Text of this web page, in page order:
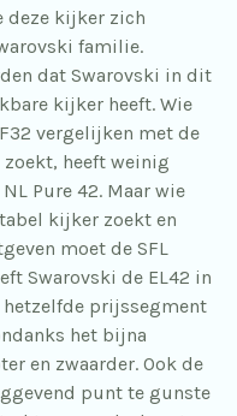
deze kijker zich
familie.
dat Swarovski in dit
kijker heeft. Wie
vergelijken met de
zoekt, heeft weinig
Pure 42. Maar wie
kijker zoekt en
moet de SFL
Swarovski de EL42 in
prijssegment
het bijna
en zwaarder. Ook de
punt te gunste